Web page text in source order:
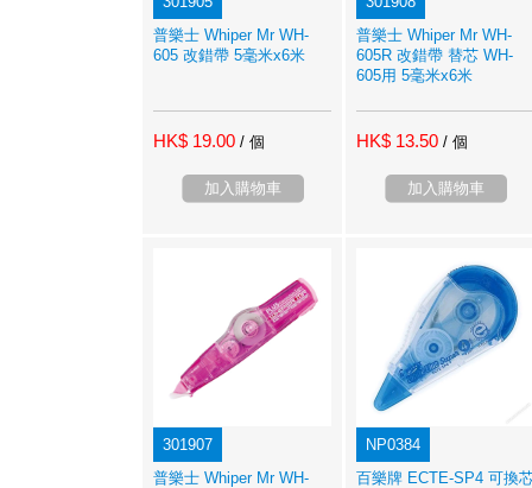
普樂士 Whiper Mr WH-
605 改錯帶 5毫米x6米
HK$ 19.00 / 個
加入購物車
普樂士 Whiper Mr WH-
605R 改錯帶 替芯 WH-
605用 5毫米x6米
HK$ 13.50 / 個
加入購物車
301907
普樂士 Whiper Mr WH-
NP0384
百樂牌 ECTE-SP4 可換